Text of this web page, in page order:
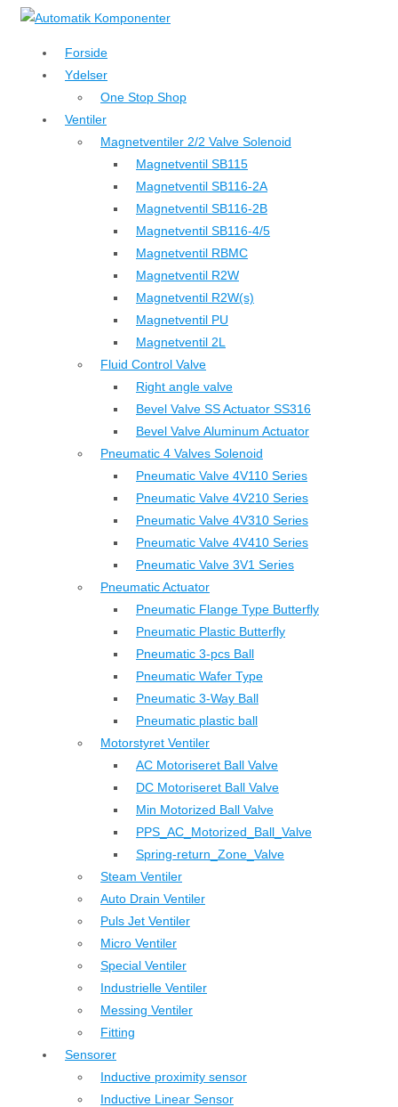
↓
hovedindhold
Forside
Ydelser
One Stop Shop
Ventiler
Magnetventiler 2/2 Valve Solenoid
Magnetventil SB115
Magnetventil SB116-2A
Magnetventil SB116-2B
Magnetventil SB116-4/5
Magnetventil RBMC
Magnetventil R2W
Magnetventil R2W(s)
Magnetventil PU
Magnetventil 2L
Fluid Control Valve
Right angle valve
Bevel Valve SS Actuator SS316
Bevel Valve Aluminum Actuator
Pneumatic 4 Valves Solenoid
Pneumatic Valve 4V110 Series
Pneumatic Valve 4V210 Series
Pneumatic Valve 4V310 Series
Pneumatic Valve 4V410 Series
Pneumatic Valve 3V1 Series
Pneumatic Actuator
Pneumatic Flange Type Butterfly
Pneumatic Plastic Butterfly
Pneumatic 3-pcs Ball
Pneumatic Wafer Type
Pneumatic 3-Way Ball
Pneumatic plastic ball
Motorstyret Ventiler
AC Motoriseret Ball Valve
DC Motoriseret Ball Valve
Min Motorized Ball Valve
PPS_AC_Motorized_Ball_Valve
Spring-return_Zone_Valve
Steam Ventiler
Auto Drain Ventiler
Puls Jet Ventiler
Micro Ventiler
Special Ventiler
Industrielle Ventiler
Messing Ventiler
Fitting
Sensorer
Inductive proximity sensor
Inductive Linear Sensor